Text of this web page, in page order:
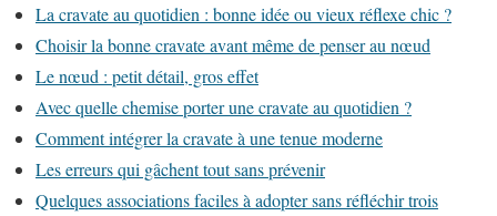
La cravate au quotidien : bonne idée ou vieux réflexe chic ?
Choisir la bonne cravate avant même de penser au nœud
Le nœud : petit détail, gros effet
Avec quelle chemise porter une cravate au quotidien ?
Comment intégrer la cravate à une tenue moderne
Les erreurs qui gâchent tout sans prévenir
Quelques associations faciles à adopter sans réfléchir trois